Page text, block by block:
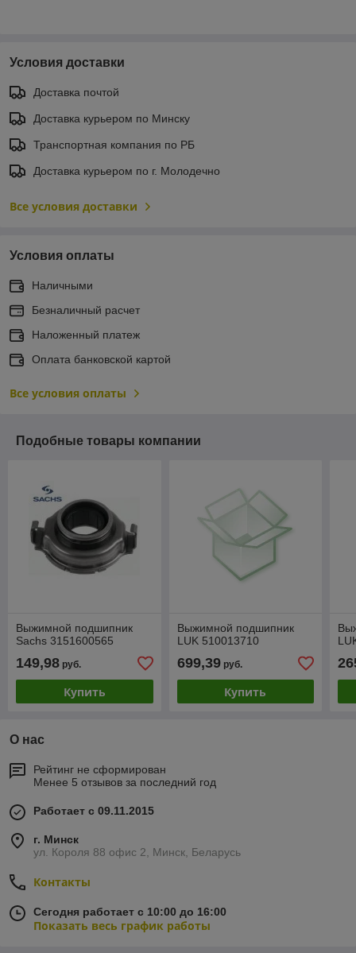
Условия доставки
Доставка почтой
Доставка курьером по Минску
Транспортная компания по РБ
Доставка курьером по г. Молодечно
Все условия доставки
Условия оплаты
Наличными
Безналичный расчет
Наложенный платеж
Оплата банковской картой
Все условия оплаты
Подобные товары компании
Выжимной подшипник
Sachs 3151600565
149,98 руб.
Купить
Выжимной подшипник
LUK 510013710
699,39руб.
Купить
О нас
Рейтинг не сформирован
Менее 5 отзывов за последний год
Работает с 09.11.2015
г. Минск
ул. Короля 88 офис 2, Минск, Беларусь
Контакты
Сегодня работает с 10:00 до 16:00
Показать весь график работы